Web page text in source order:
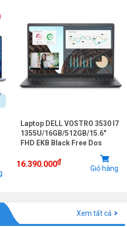
Laptop DELL VOSTRO 3530 I7
1355U/16GB/512GB/15.6"
FHD EKB Black Free Dos
16.390.000₫
Giỏ hàng
Xem tất cả